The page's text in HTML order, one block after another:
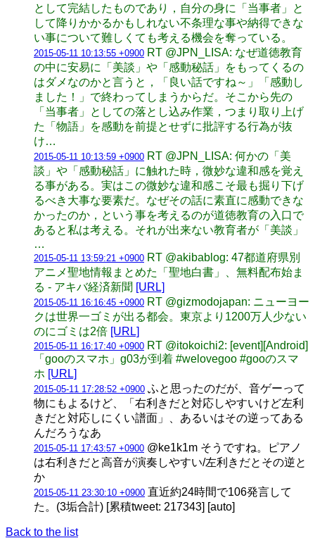
として完結したものであり，自分の身に「当事者」と
して降りかかるかもしれない不条理な事や納得できな
い事について難しくても考える機会を奪っている。
2015-05-11 10:13:55 +0900 RT @JPN_LISA: なぜ道徳教育
の中に安易に「美談」や「感動秘話」をもってくるの
はダメなのかと言うと，「良い話ですね～」「感動し
ました！」で終わってしまうからだ。そこから先の
「当事者」としての落とし込み作業，つまり取り上げ
た「物語」を感動を前提とせずに批評する行為が抜
け…
2015-05-11 10:13:59 +0900 RT @JPN_LISA: 何かの「美
談」や「感動秘話」に触れた時，微妙な違和感を覚え
る事がある。実はこの微妙な違和感こそ最も掘り下げ
るべき大事な要素だ。なぜその話に素直に感動できな
かったのか，という事を考えるのが道徳教育の入口で
あると私は考える。それが出来ない教育者が「美談」
…
2015-05-11 13:59:21 +0900 RT @akibablog: 47都道府県別
アニメ聖地情報まとめた「聖地白書」、無料配布始ま
る - アキバ経済新聞 [URL]
2015-05-11 16:16:45 +0900 RT @gizmodojapan: ニューヨー
クは世界一ゴミが出る都会。東京より1200万人少ない
のにゴミは2倍 [URL]
2015-05-11 16:17:40 +0900 RT @itokoichi2: [event][Android]
「gooのスマホ」g03が到着 #welovegoo #gooのスマ
ホ [URL]
2015-05-11 17:28:52 +0900 ふと思ったのだが、音ゲーって
物にもよるけど、「右利きだと対応しやすいけど左利
きだと対応しにくい譜面」、あるいはその逆ってある
んだろうなあ
2015-05-11 17:43:57 +0900 @ke1k1m そうですね。ピアノ
は右利きだと高音が演奏しやすい/左利きだとその逆と
か
2015-05-11 23:30:10 +0900 直近約24時間で106発言して
た。(3垢合計) [累積tweet: 217343] [auto]
Back to the list